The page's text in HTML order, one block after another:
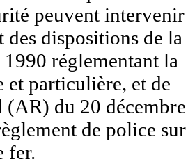
peuvent intervenir
des dispositions de la
réglementant la
et particulière, et de
(AR) du 20 décembre
de police sur
fer.